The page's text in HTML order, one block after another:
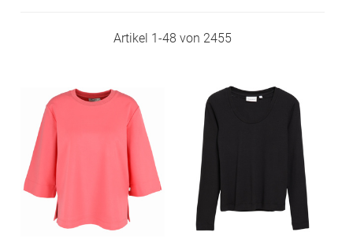
Artikel 1-48 von 2455